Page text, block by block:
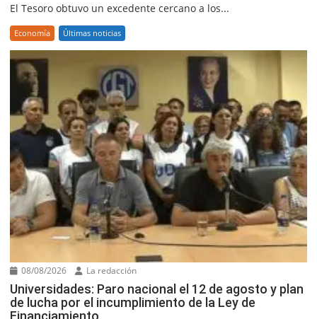
El Tesoro obtuvo un excedente cercano a los...
Economía Últimas noticias
08/08/2026 La redacción
Universidades: Paro nacional el 12 de agosto y plan
de lucha por el incumplimiento de la Ley de
Financiamiento